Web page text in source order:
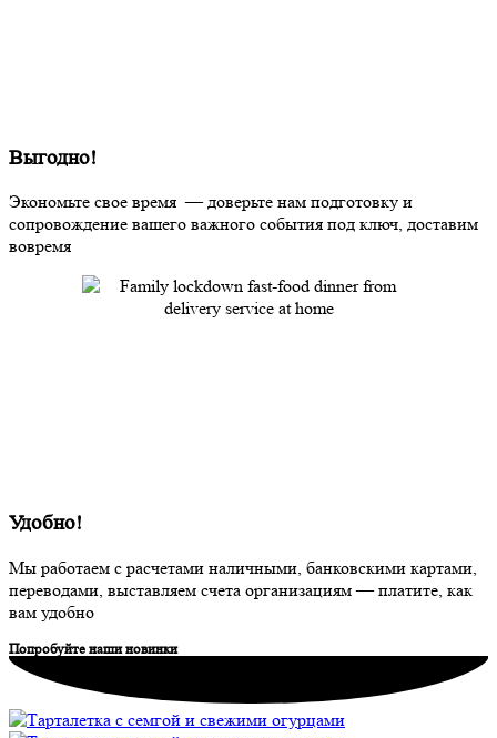
Выгодно!
Экономьте свое время — доверьте нам подготовку и
сопровождение вашего важного события под ключ, доставим
вовремя
Удобно!
Мы работаем с расчетами наличными, банковскими картами,
переводами, выставляем счета организациям — платите, как
вам удобно
Попробуйте наши новинки